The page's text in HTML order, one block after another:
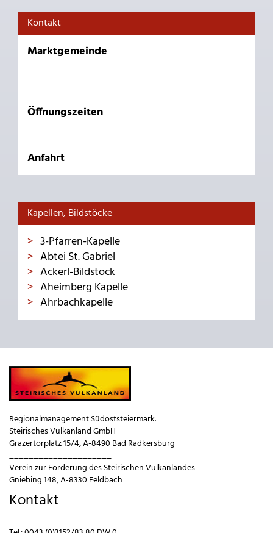
Kontakt
Marktgemeinde
Öffnungszeiten
Anfahrt
Kapellen, Bildstöcke
3-Pfarren-Kapelle
Abtei St. Gabriel
Ackerl-Bildstock
Aheimberg Kapelle
Ahrbachkapelle
Regionalmanagement Südoststeiermark.
Steirisches Vulkanland GmbH
Grazertorplatz 15/4, A-8490 Bad Radkersburg
_____________________
Verein zur Förderung des Steirischen Vulkanlandes
Gniebing 148, A-8330 Feldbach
Kontakt